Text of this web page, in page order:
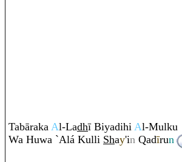
Tabāraka Al-Ladhī Biyadihi Al-Mulku
Wa Huwa `Alá Kulli Shay'in Qadīrun